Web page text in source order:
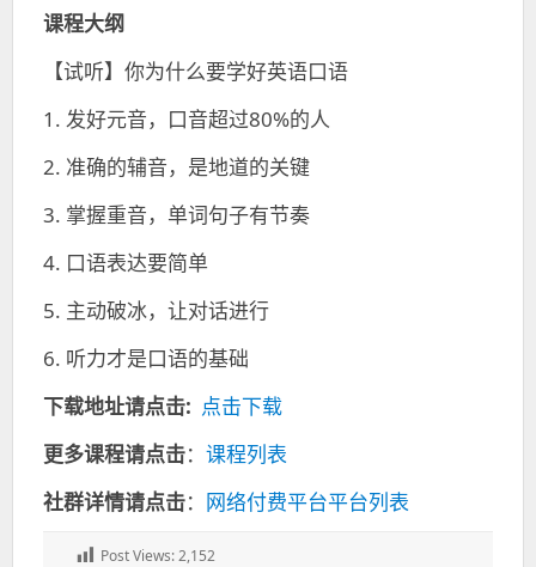
课程大纲
【试听】你为什么要学好英语口语
1. 发好元音，口音超过80%的人
2. 准确的辅音，是地道的关键
3. 掌握重音，单词句子有节奏
4. 口语表达要简单
5. 主动破冰，让对话进行
6. 听力才是口语的基础
下载地址请点击: 点击下载
更多课程请点击： 课程列表
社群详情请点击： 网络付费平台平台列表
Post Views:2,152